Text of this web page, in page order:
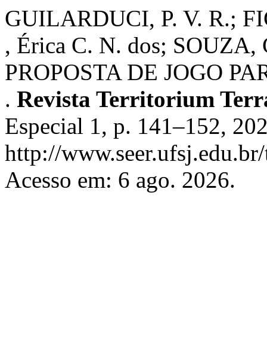
GUILARDUCI, P. V. R.;
, Érica C. N. dos;
PROPOSTA DE JOGO
. Revista Territorium
Especial 1, p. 141–152,
http://
Acesso em: 6 ago. 2026.